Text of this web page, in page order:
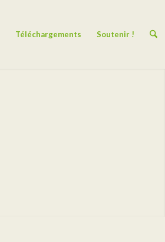
Téléchargements Soutenir !